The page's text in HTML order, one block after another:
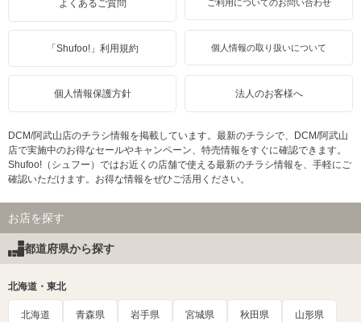
よくあるご質問 ご利用についてのお問い合わせ
「Shufoo!」利用規約 個人情報の取り扱いについて
個人情報保護方針 法人のお客様へ
DCM/阿武山店のチラシ情報を掲載しています。最新のチラシで、DCM/阿武山
店で実施中のお得なセールやキャンペーン、特売情報をすぐに確認できます。
Shufoo!（シュフー）ではお近くの店舗で使える最新のチラシ情報を、手軽にご
確認いただけます。お得な情報をぜひご活用ください。
お店を探す
都道府県から探す
北海道・東北
北海道 青森県 岩手県 宮城県 秋田県 山形県